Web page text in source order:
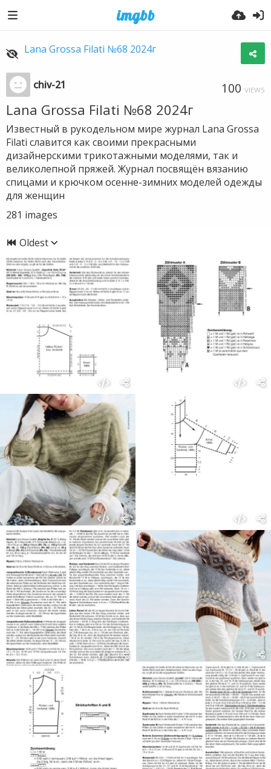
Lana Grossa Filati №68 2024г
chiv-21 100 VIEWS
Lana Grossa Filati №68 2024г
Известный в рукодельном мире журнал Lana Grossa
Filati славится как своими прекрасными
дизайнерскими трикотажными моделями, так и
великолепной пряжей. Журнал посвящён вязанию
спицами и крючком осенне-зимних моделей одежды
для женщин
281 images
Oldest